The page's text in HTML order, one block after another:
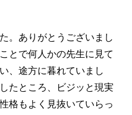
。ありがとうございまし
とで何人かの先生に見て
、途方に暮れていまし
たところ、ビジッと現実
格もよく見抜いていらっ